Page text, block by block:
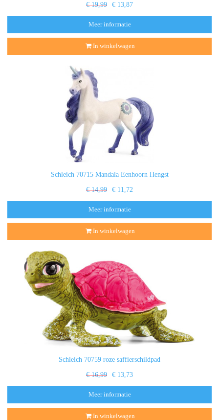
€ 19,99 € 13,87
Meer informatie
In winkelwagen
Schleich 70715 Mandala Eenhoorn Hengst
€ 14,99 € 11,72
Meer informatie
In winkelwagen
Schleich 70759 roze saffierschildpad
€ 16,99 € 13,73
Meer informatie
In winkelwagen